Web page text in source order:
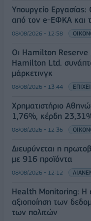
Υπουργείο
από τον e-ΕΦΚΑ και
08/08/2026 - 12:58
Οι Hamilton Reserve
Hamilton Ltd.
μάρκετινγκ
08/08/2026 - 13:44
Χρηματιστήριο
1,76%, κέρδη
08/08/2026 - 12:36
Διευρύνεται η
με 916 προϊόντα
08/08/2026 - 12:12
Health Monitoring: Η
αξιοποίηση των
των πολιτών